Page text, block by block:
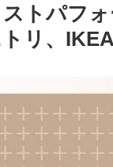
トパフ
リ、